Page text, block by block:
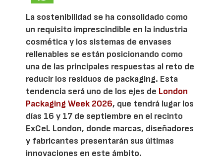
La sostenibilidad se ha consolidado como
un requisito imprescindible en la industria
cosmética y los sistemas de envases
rellenables se están posicionando como
una de las principales respuestas al reto de
reducir los residuos de packaging. Esta
tendencia será uno de los ejes de London
Packaging Week 2026, que tendrá lugar los
días 16 y 17 de septiembre en el recinto
ExCeL London, donde marcas, diseñadores
y fabricantes presentarán sus últimas
innovaciones en este ámbito.